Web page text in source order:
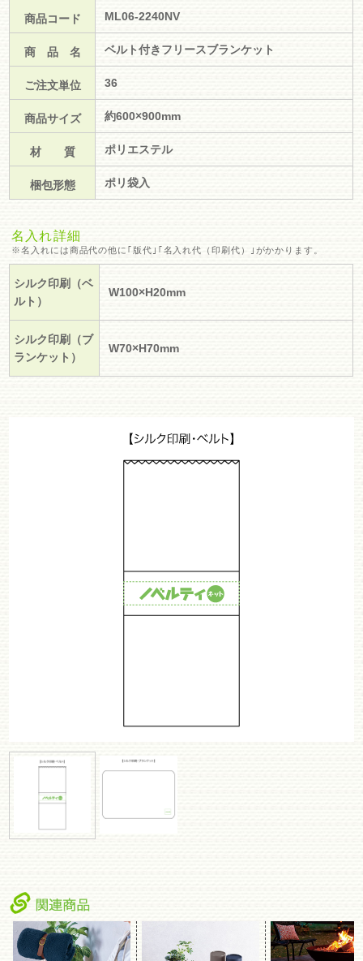
商品コード ML06-2240NV
商 品 名 ベルト付きフリースブランケット
ご注文単位 36
商品サイズ 約600×900mm
材 質 ポリエステル
梱包形態 ポリ袋入
名入れ詳細
※名入れには商品代の他に｢版代｣｢名入れ代（印刷代）｣がかかります。
シルク印刷（ベ
ルト）
W100×H20mm
シルク印刷（ブ
ランケット）
W70×H70mm